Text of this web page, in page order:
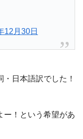
12月30日
日本語訳でした！
ー！という希望があ